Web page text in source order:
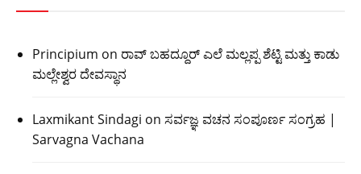
Principium on ರಾವ್ ಬಹದ್ದೂರ್ ಎಲೆ ಮಲ್ಲಪ್ಪ ಶೆಟ್ಟಿ ಮತ್ತು ಕಾಡು
ಮಲ್ಲೇಶ್ವರ ದೇವಸ್ಥಾನ
Laxmikant Sindagi on ಸರ್ವಜ್ಞ ವಚನ ಸಂಪೂರ್ಣ ಸಂಗ್ರಹ |
Sarvagna Vachana